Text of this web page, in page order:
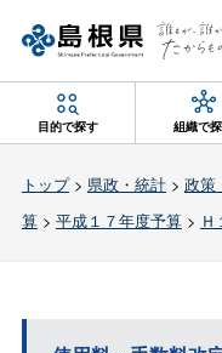
目的で探す 組織で
トップ> 県政・統計> 政策
算> 平成１７年度予算>